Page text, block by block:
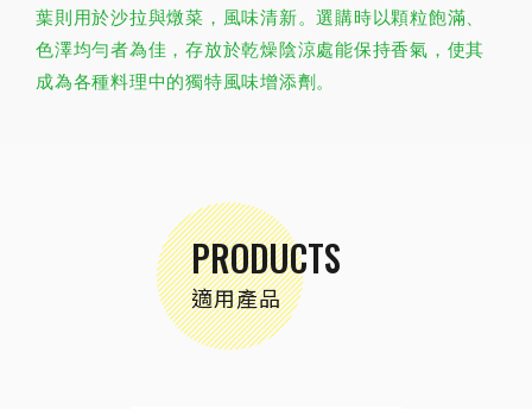
葉則用於沙拉與燉菜，風味清新。選購時以顆粒飽滿、
色澤均勻者為佳，存放於乾燥陰涼處能保持香氣，使其
成為各種料理中的獨特風味增添劑。
PRODUCTS
適用產品